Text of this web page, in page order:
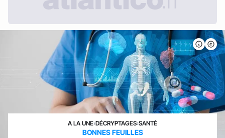
A LA UNE›DÉCRYPTAGES›SANTÉ
BONNES FEUILLES